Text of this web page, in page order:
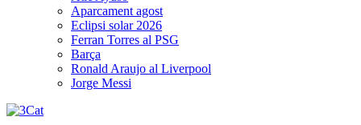
Aparcament agost
Eclipsi solar 2026
Ferran Torres al PSG
Barça
Ronald Araujo al Liverpool
Jorge Messi